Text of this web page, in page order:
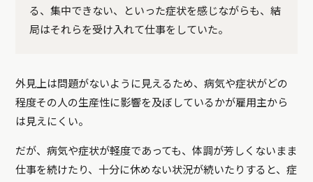
る、集中できない、といった症状を感じながらも、結
局はそれらを受け入れて仕事をしていた。
外見上は問題がないように見えるため、病気や症状がどの
程度その人の生産性に影響を及ぼしているかが雇用主から
は見えにくい。
だが、病気や症状が軽度であっても、体調が芳しくないまま
仕事を続けたり、十分に休めない状況が続いたりすると、症